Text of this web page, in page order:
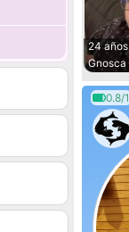
24 años
Gnosca
0.8/1